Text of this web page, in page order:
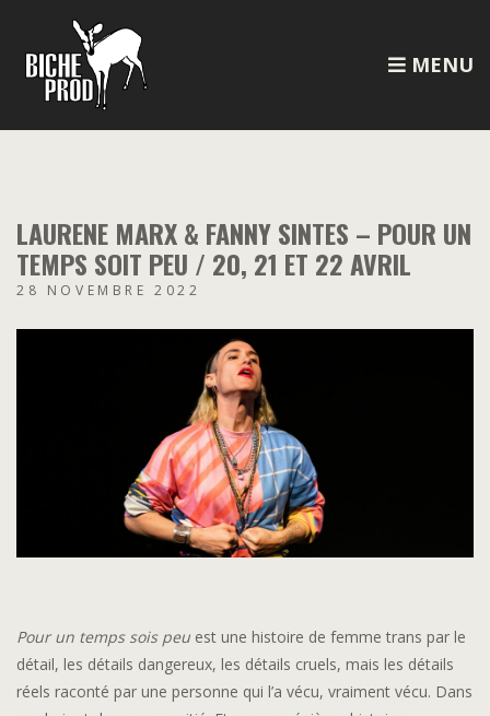
MENU
LAURENE MARX & FANNY SINTES – POUR UN
TEMPS SOIT PEU / 20, 21 ET 22 AVRIL
28 NOVEMBRE 2022
Pour un temps sois peu est une histoire de femme trans par le
détail, les détails dangereux, les détails cruels, mais les détails
réels raconté par une personne qui l’a vécu, vraiment vécu. Dans